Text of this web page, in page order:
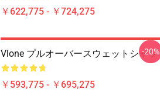
￥622,775 - ￥724,275
Vlone プルオーバースウェットシャツ
￥593,775 - ￥695,275
-20%